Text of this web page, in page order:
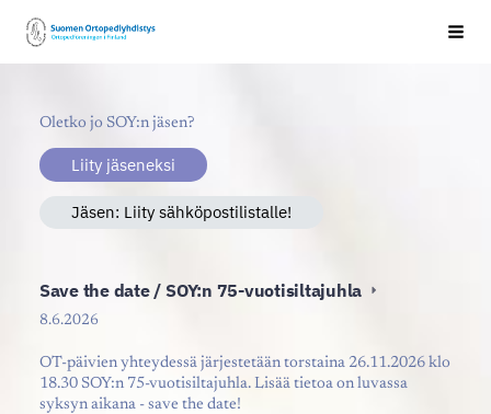
Siirry
sivun
sisältöön
Suomen Ortopediyhdistys ry
Oletko jo SOY:n jäsen?
Liity jäseneksi
Jäsen: Liity sähköpostilistalle!
Save the date / SOY:n 75-vuotisiltajuhla
8.6.2026
OT-päivien yhteydessä järjestetään torstaina 26.11.2026 klo
18.30 SOY:n 75-vuotisiltajuhla. Lisää tietoa on luvassa
syksyn aikana - save the date!